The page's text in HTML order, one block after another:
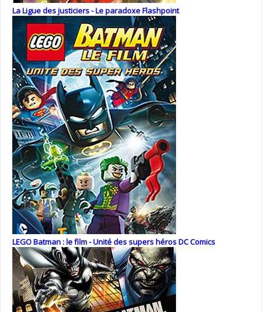
La Ligue des justiciers - Le paradoxe Flashpoint
LEGO Batman : le film - Unité des supers héros DC Comics